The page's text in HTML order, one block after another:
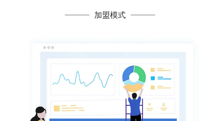
加盟模式